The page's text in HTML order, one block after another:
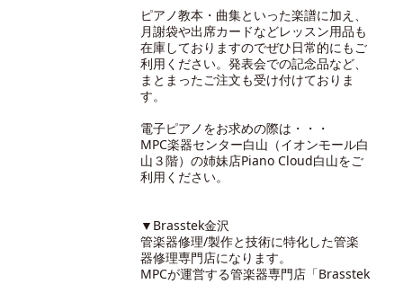
ピアノ教本・曲集といった楽譜に加え、
月謝袋や出席カードなどレッスン用品も
在庫しておりますのでぜひ日常的にもご
利用ください。発表会での記念品など、
まとまったご注文も受け付けておりま
す。
電子ピアノをお求めの際は・・・
MPC楽器センター白山（イオンモール白
山３階）の姉妹店Piano Cloud白山をご
利用ください。
▼Brasstek金沢
管楽器修理/製作と技術に特化した管楽
器修理専門店になります。
MPCが運営する管楽器専門店「Brasstek